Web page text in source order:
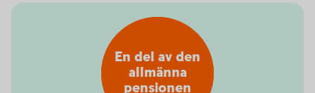
En del av den
allmänna
pensionen